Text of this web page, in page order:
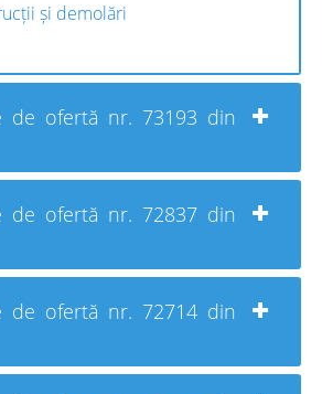
și demolări
de ofertă nr. 73193 din
de ofertă nr. 72837 din
de ofertă nr. 72714 din